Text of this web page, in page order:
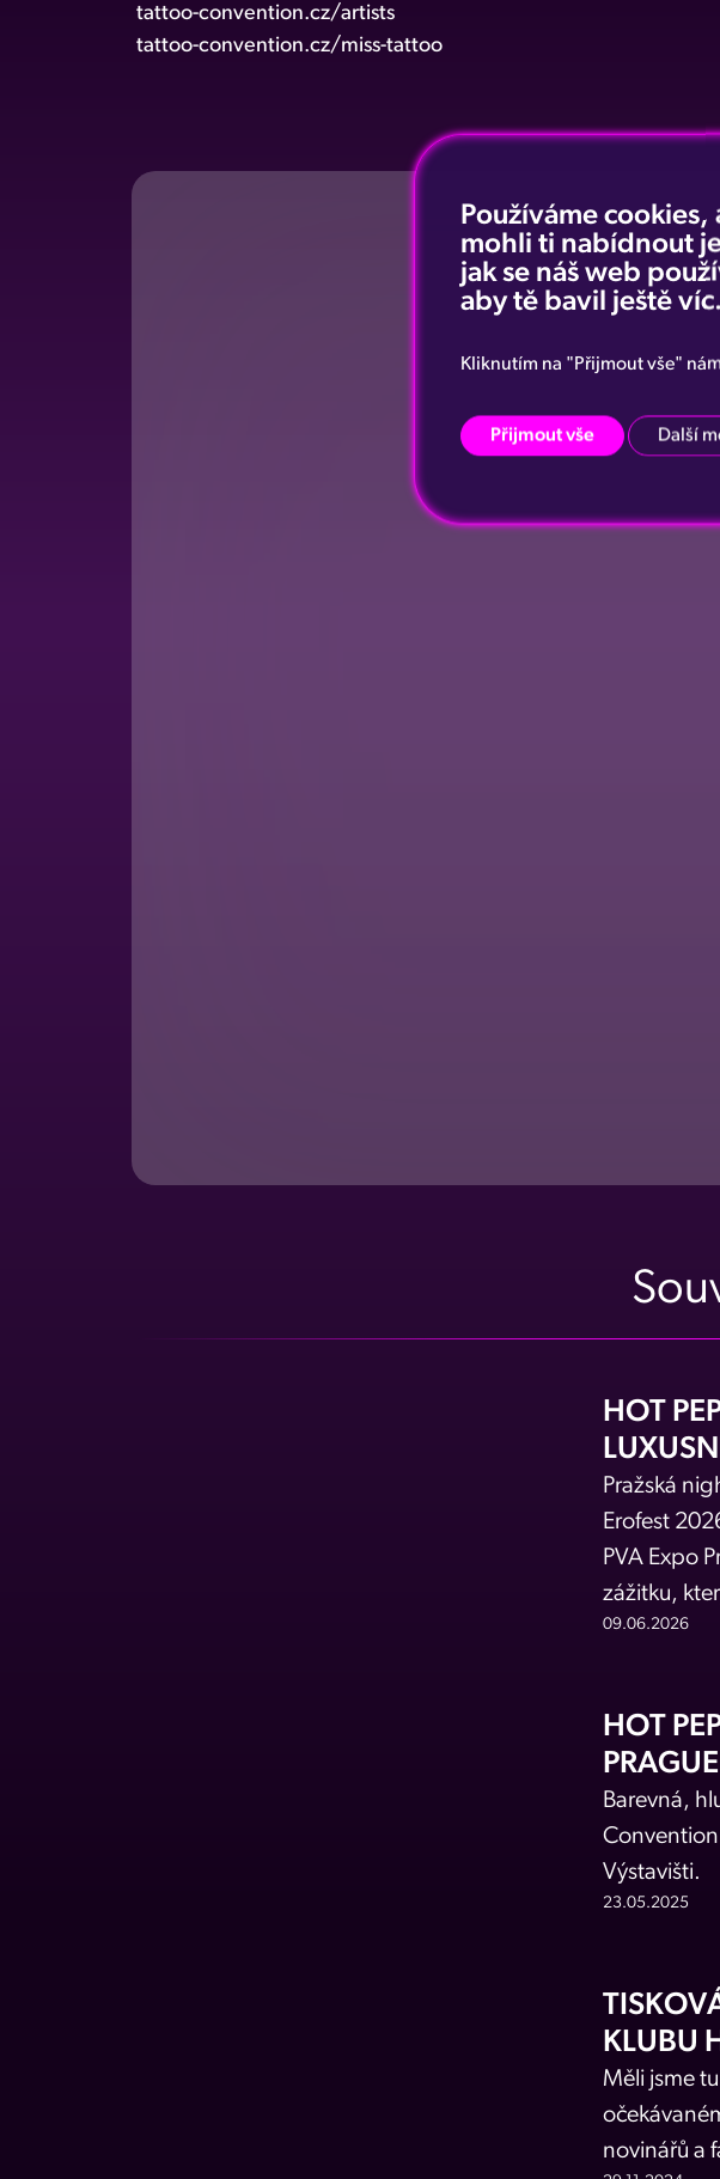
tattoo-convention.cz/artists
tattoo-convention.cz/miss-tattoo
HOT
Pražská
Erofest
PVA Expo
zážitku,
09.06.2026
HOT
Barevná,
Výstavišti.
23.05.2025
KLUBU
Měli jsme
novinářů a
Používáme
mohli ti nabídnout
jak se náš web
aby tě bavil ještě víc.
Kliknutím na "Přijmout vše"
Přijmout vše Další